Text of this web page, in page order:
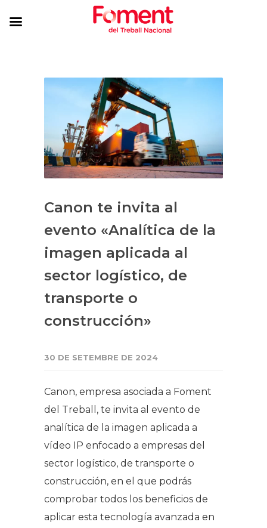
Canon te invita al
evento «Analítica de la
imagen aplicada al
sector logístico, de
transporte o
construcción»
30 DE SETEMBRE DE 2024
Canon, empresa asociada a Foment
del Treball, te invita al evento de
analítica de la imagen aplicada a
vídeo IP enfocado a empresas del
sector logístico, de transporte o
construcción, en el que podrás
comprobar todos los beneficios de
aplicar esta tecnología avanzada en